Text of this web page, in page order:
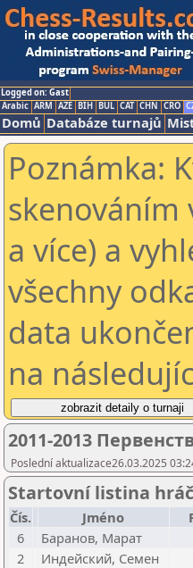
Logged on: Gast
Arabic ARM AZE BIH BUL CAT CHN CRO
Domů Databáze turnajů
Poznámka:
skenováním
a více) a
všechny
data
na
2011-2013
Poslední aktualizace26.03.2025
Startovní listina
Čís. Jméno
6
Баранов, Марат
2
Индейский, Семен